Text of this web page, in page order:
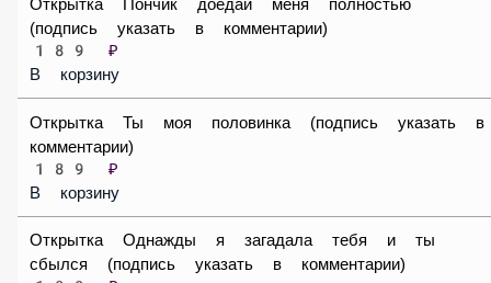
Открытка Пончик доедай меня полностью (подпись
указать в комментарии)
В корзину
Открытка Ты моя половинка (подпись указать в
комментарии)
189 ₽
В корзину